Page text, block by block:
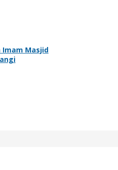
Imam Masjid